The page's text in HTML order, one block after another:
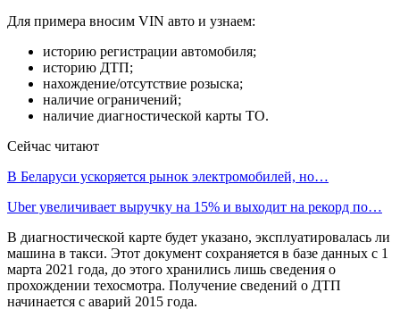
Для примера вносим VIN авто и узнаем:
историю регистрации автомобиля;
историю ДТП;
нахождение/отсутствие розыска;
наличие ограничений;
наличие диагностической карты ТО.
Сейчас читают
В Беларуси ускоряется рынок электромобилей, но…
Uber увеличивает выручку на 15% и выходит на рекорд по…
В диагностической карте будет указано, эксплуатировалась ли
машина в такси. Этот документ сохраняется в базе данных с 1
марта 2021 года, до этого хранились лишь сведения о
прохождении техосмотра. Получение сведений о ДТП
начинается с аварий 2015 года.